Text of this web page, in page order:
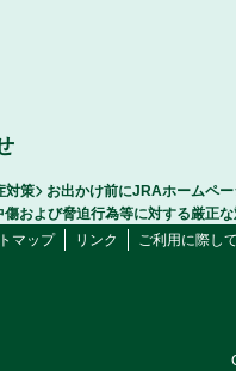
対策
お出かけ前にJRAホームペ
および脅迫行為等に対する厳正
マップ リンク ご利用に際し